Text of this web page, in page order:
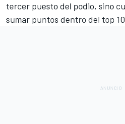
tercer puesto del podio, sino
sumar puntos dentro del top